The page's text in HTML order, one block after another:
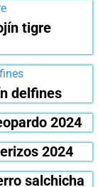
tigre
delfines
2024
2024
salchicha